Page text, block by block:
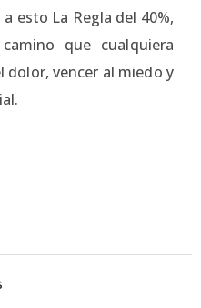
esto La Regla del 40%,
que cualquiera
dolor, vencer al miedo y